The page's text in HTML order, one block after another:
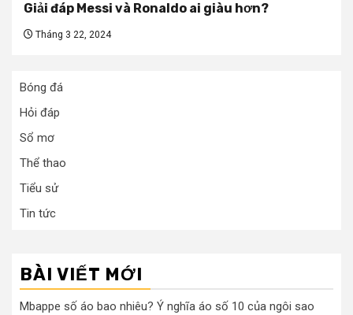
Giải đáp Messi và Ronaldo ai giàu hơn?
Tháng 3 22, 2024
Bóng đá
Hỏi đáp
Sổ mơ
Thể thao
Tiểu sử
Tin tức
BÀI VIẾT MỚI
Mbappe số áo bao nhiêu? Ý nghĩa áo số 10 của ngôi sao